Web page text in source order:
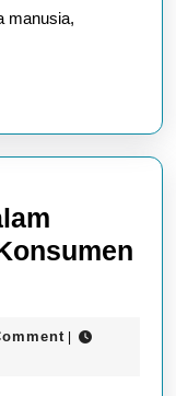
manusia,
|